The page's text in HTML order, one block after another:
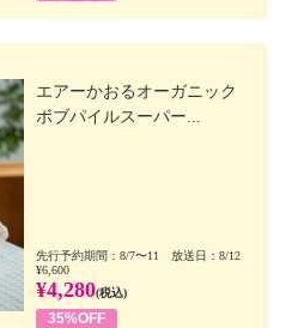
エアーかおるオーガニック
ボブパイルスーパー...
先行予約期間：8/7〜11 放送日：8/12
¥6,600
¥4,280(税込)
35%OFF